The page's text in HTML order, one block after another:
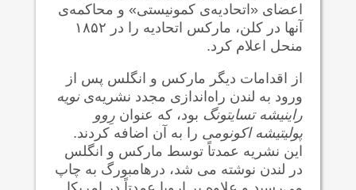
اعضای «اتحادیه‌ی کمونیستی» و محاکمه‌ی
آنها در کلن، مارکس اتحادیه را در ۱۸۵۲
منحل اعلام کرد.
از اقدامات دیگر مارکس و انگلس پس از
ورود به لندن راه‌اندازی مجدد نشریه‌ینویه
راینیشه تسایتونگ بود، که عنوانرِوو
پولیتیشه اکونومی را به آن اضافه کردند.
این نشریه عمدتاً توسط مارکس و انگلس
در لندن نوشته می شد، در‌هامبورگ به چاپ